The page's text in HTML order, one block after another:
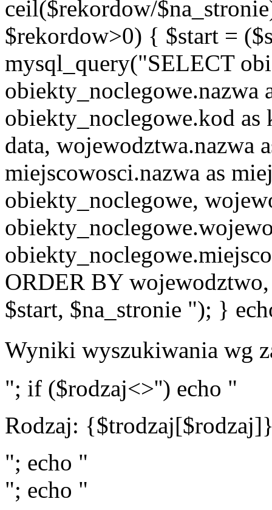
ceil($rekordow/
$rekordow>0) { $start =
mysql_query("SELECT
obiekty_noclegowe.nazwa
obiekty_noclegowe.kod as
data, wojewodztwa.nazwa
miejscowosci.nazwa as
obiekty_noclegowe,
ORDER BY
$start, $na_stronie "); }
Wyniki wyszukiwania wg
"; if ($rodzaj<>'') echo "
Rodzaj:
"; echo "
"; echo "